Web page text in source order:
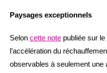
Paysages exceptionnels
Selon cette note publiée sur
l’accélération du
observables à seulement une